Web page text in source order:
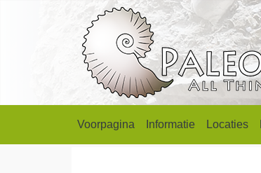
Voorpagina Informatie Locaties